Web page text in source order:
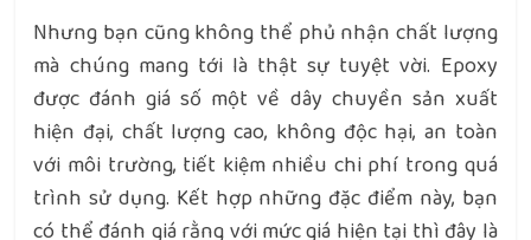
Nhưng bạn cũng không thể phủ nhận chất lượng
mà chúng mang tới là thật sự tuyệt vời. Epoxy
được đánh giá số một về dây chuyền sản xuất
hiện đại, chất lượng cao, không độc hại, an toàn
với môi trường, tiết kiệm nhiều chi phí trong quá
trình sử dụng. Kết hợp những đặc điểm này, bạn
có thể đánh giá rằng với mức giá hiện tại thì đây là